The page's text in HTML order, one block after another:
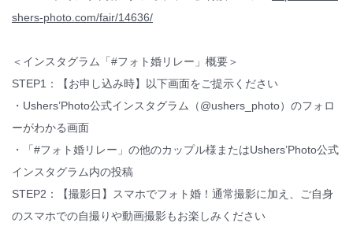
shers-photo.com/fair/14636/
＜インスタグラム「#フォト婚リレー」概要＞
STEP1：【お申し込み時】以下画面をご提示ください
・Ushers’Photo公式インスタグラム（@ushers_photo）のフォロ
ーがわかる画面
・「#フォト婚リレー」の他のカップル様またはUshers’Photo公式
インスタグラム内の投稿
STEP2：【撮影日】スマホでフォト婚！通常撮影に加え、ご自身
のスマホでの自撮りや動画撮影もお楽しみください